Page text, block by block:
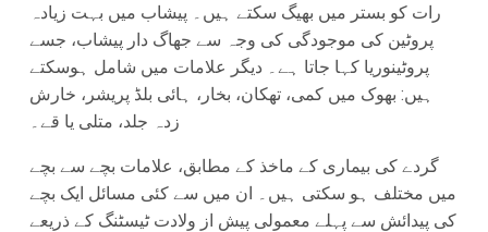
رات کو بستر میں بھیگ سکتے ہیں۔ پیشاب میں بہت زیادہ
پروٹین کی موجودگی کی وجہ سے جھاگ دار پیشاب، جسے
پروٹینوریا کہا جاتا ہے۔ دیگر علامات میں شامل ہوسکتے
ہیں: بھوک میں کمی، تھکان، بخار، ہائی بلڈ پریشر، خارش
زدہ جلد، متلی یا قے۔
گردے کی بیماری کے ماخذ کے مطابق، علامات بچے سے بچے
میں مختلف ہو سکتی ہیں۔ ان میں سے کئی مسائل ایک بچے
کی پیدائش سے پہلے معمولی پیش از ولادت ٹیسٹنگ کے ذریعے